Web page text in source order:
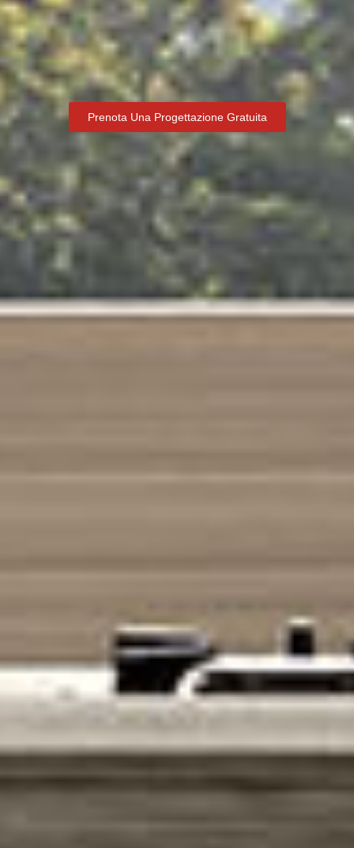
Prenota Una Progettazione Gratuita